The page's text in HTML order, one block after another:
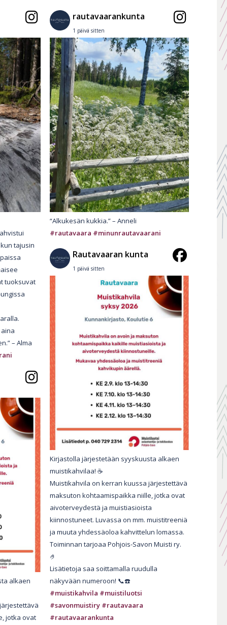
tajusin
tuoksuvat
– Alma
alkaen
jotka ovat
rautavaarankunta
1 päivä sitten
“Alkukesän kukkia.” – Anneli
#rautavaara #minunrautavaarani
Rautavaaran kunta
1 päivä sitten
Kirjastolla järjestetään syyskuusta alkaen
muistikahvilaa! ☕️
Muistikahvila on kerran kuussa järjestettävä
maksuton kohtaamispaikka niille, jotka ovat
aivoterveydestä ja muistiasioista
kiinnostuneet. Luvassa on mm. muistitreeniä
ja muuta yhdessäoloa kahvittelun lomassa.
Toiminnan tarjoaa Pohjois-Savon Muisti ry.
🤌
Lisätietoja saa soittamalla ruudulla
näkyvään numeroon! 📞☎️
#muistikahvila #muistiluotsi
#savonmuistiry #rautavaara
#rautavaarankunta